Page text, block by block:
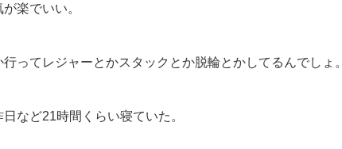
楽でいい。
ってレジャーとかスタックとか脱輪とかしてるんでしょ。
など21時間くらい寝ていた。